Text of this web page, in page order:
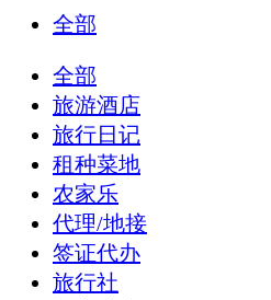
全部
全部
旅游酒店
旅行日记
租种菜地
农家乐
代理/地接
签证代办
旅行社